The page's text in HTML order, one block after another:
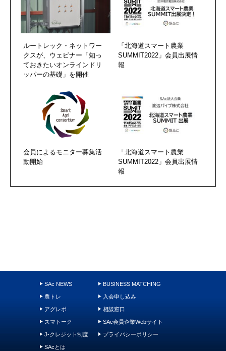
ルートレック・ネットワー
クスが、ウェビナー「知っ
ておきたいオンラインドリ
ッパーの基礎」を開催
「北海道スマート農業
SUMMIT2022」会員出展情
報
会員によるモニター募集活
動開始
「北海道スマート農業
SUMMIT2022」会員出展情
報
SAc NEWS
農トレ
アグレポ
スマトーク
J-クレジット制度
SAcとは
BUSINESS MATCHING
入会申し込み
相談窓口
SAc会員企業Webサイト
プライバシーポリシー